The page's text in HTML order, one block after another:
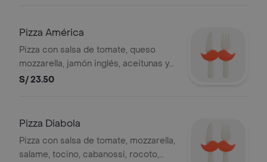
Pizza América
Pizza con salsa de tomate, queso
mozzarella, jamón inglés, aceitunas y
pimiento, 4 slices
S/ 23.50
Pizza Diabola
Pizza con salsa de tomate, mozzarella,
salame, tocino, cabanossi, rocoto,